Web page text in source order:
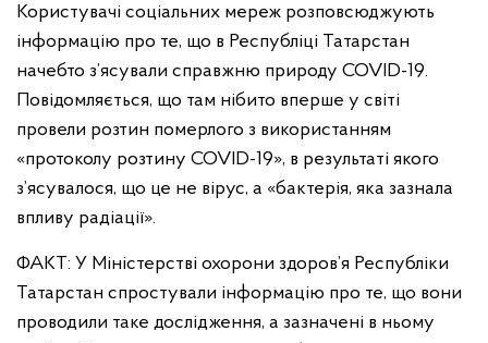
Користувачі соціальних мереж розповсюджують
інформацію про те, що в Республіці Татарстан
начебто з’ясували справжню природу COVID-19.
Повідомляється, що там нібито вперше у світі
провели розтин померлого з використанням
«протоколу розтину COVID-19», в результаті якого
з’ясувалося, що це не вірус, а «бактерія, яка зазнала
впливу радіації».
ФАКТ: У Міністерстві охорони здоров’я Республіки
Татарстан спростували інформацію про те, що вони
проводили таке дослідження, а зазначені в ньому